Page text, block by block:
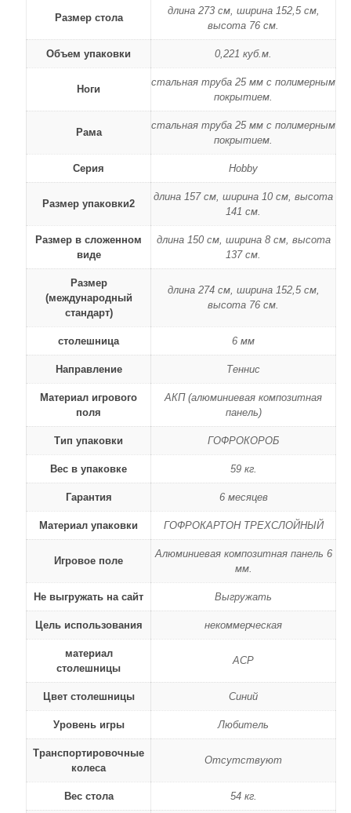
Размер стола
длина 273 см, ширина 152,5 см,
высота 76 см.
Объем упаковки 0,221 куб.м.
Ноги
стальная труба 25 мм с полимерным
покрытием.
Рама
стальная труба 25 мм с полимерным
покрытием.
Серия Hobby
Размер упаковки2
длина 157 см, ширина 10 см, высота
141 см.
Размер в сложенном
виде
длина 150 см, ширина 8 см, высота
137 см.
Размер
(международный
стандарт)
длина 274 см, ширина 152,5 см,
высота 76 см.
столешница 6 мм
Направление Теннис
Материал игрового
поля
АКП (алюминиевая композитная
панель)
Тип упаковки ГОФРОКОРОБ
Вес в упаковке 59 кг.
Гарантия 6 месяцев
Материал упаковки ГОФРОКАРТОН ТРЕХСЛОЙНЫЙ
Игровое поле
Алюминиевая композитная панель 6
мм.
Не выгружать на сайт Выгружать
Цель использования некоммерческая
материал
столешницы
ACP
Цвет столешницы Синий
Уровень игры Любитель
Транспортировочные
колеса
Отсутствуют
Вес стола 54 кг.